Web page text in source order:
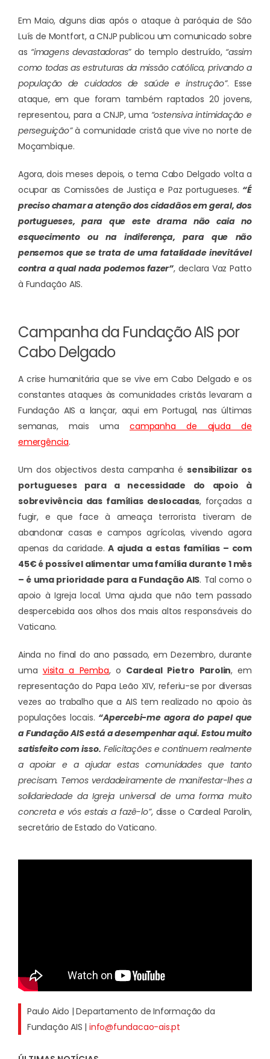
Em Maio, alguns dias após o ataque à paróquia de São
Luís de Montfort, a CNJP publicou um comunicado sobre
as “imagens devastadoras”do templo destruído, “assim
como todas as estruturas da missão católica, privando a
população de cuidados de saúde e instrução”. Esse
ataque, em que foram também raptados 20 jovens,
representou, para a CNJP, uma “ostensiva intimidação e
perseguição”à comunidade cristã que vive no norte de
Moçambique.
Agora, dois meses depois, o tema Cabo Delgado volta a
ocupar as Comissões de Justiça e Paz portugueses. “É
preciso chamar a atenção dos cidadãos em geral, dos
portugueses, para que este drama não caia no
esquecimento ou na indiferença, para que não
pensemos que se trata de uma fatalidade inevitável
contra a qual nada podemos fazer”, declara Vaz Patto
à Fundação AIS.
Campanha da Fundação AIS por
Cabo Delgado
A crise humanitária que se vive em Cabo Delgado e os
constantes ataques às comunidades cristãs levaram a
Fundação AIS a lançar, aqui em Portugal, nas últimas
semanas, mais umacampanha de ajuda de
emergência.
Um dos objectivos desta campanha ésensibilizar os
portugueses para a necessidade do apoio à
sobrevivência das famílias deslocadas, forçadas a
fugir, e que face à ameaça terrorista tiveram de
abandonar casas e campos agrícolas, vivendo agora
apenas da caridade.A ajuda a estas famílias – com
45€ é possível alimentar uma família durante 1 mês
– é uma prioridade para a Fundação AIS. Tal como o
apoio à Igreja local. Uma ajuda que não tem passado
despercebida aos olhos dos mais altos responsáveis do
Vaticano.
Ainda no final do ano passado, em Dezembro, durante
uma visita a Pemba, o Cardeal Pietro Parolin, em
representação do Papa Leão XIV, referiu-se por diversas
vezes ao trabalho que a AIS tem realizado no apoio às
populações locais. “Apercebi-me agora do papel que
a Fundação AIS está a desempenhar aqui. Estou muito
satisfeito com isso. Felicitações e continuem realmente
a apoiar e a ajudar estas comunidades que tanto
precisam. Temos verdadeiramente de manifestar-lhes a
solidariedade da Igreja universal de uma forma muito
concreta e vós estais a fazê-lo”, disse o Cardeal Parolin,
secretário de Estado do Vaticano.
Paulo Aido | Departamento de Informação da
Fundação AIS |info@fundacao-ais.pt